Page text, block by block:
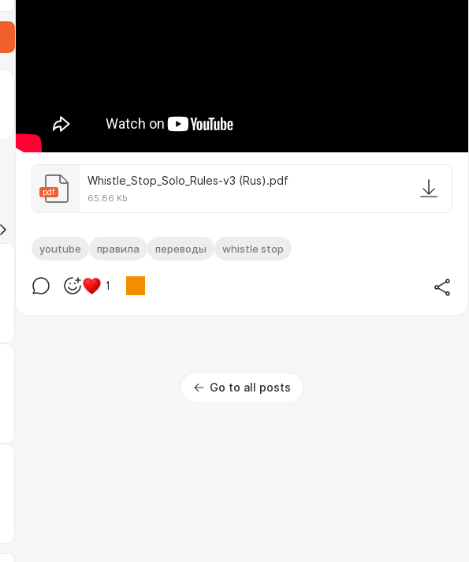
pdf
Whistle_Stop_Solo_Rules-v3 (Rus).pdf
65.86 Kb
youtube правила переводы whistle stop
1
Go to all posts